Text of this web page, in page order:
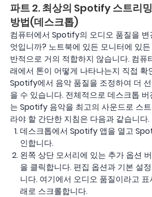
파트 2. 최상의 Spotify 스트리
방법(데스크톱)
컴퓨터에서 Spotify의 오디오 품질을 변
엇입니까? 노트북에 있든 모니터에 있
반적으로 거의 적합하지 않습니다. 컴퓨
래에서 톤이 어떻게 나타나는지 직접 확
Spotify에서 음악 품질을 조정하여 더
을 수 있습니다. 전체적으로 데스크톱
는 Spotify 음악을 최고의 사운드로 스
라야 할 간단한 지침은 다음과 같습니다.
데스크톱에서 Spotify 앱을 열고
인합니다.
왼쪽 상단 모서리에 있는 추가 옵션
을 클릭합니다. 편집 옵션과 기본 설
니다. 여기에서 오디오 품질이라고
래로 스크롤합니다.